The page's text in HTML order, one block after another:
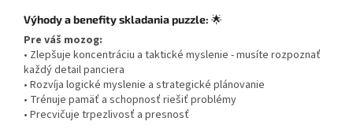
Výhody a benefity skladania puzzle: 🌟
Pre váš mozog:
• Zlepšuje koncentráciu a taktické myslenie - musíte rozpoznať
každý detail panciera
• Rozvíja logické myslenie a strategické plánovanie
• Trénuje pamäť a schopnosť riešiť problémy
• Precvičuje trpezlivosť a presnosť